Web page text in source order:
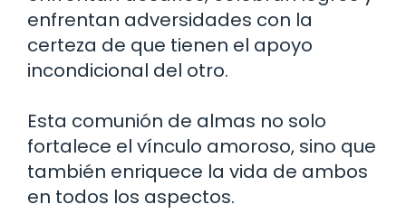
enfrentan adversidades con la
certeza de que tienen el apoyo
incondicional del otro.
Esta comunión de almas no solo
fortalece el vínculo amoroso, sino que
también enriquece la vida de ambos
en todos los aspectos.